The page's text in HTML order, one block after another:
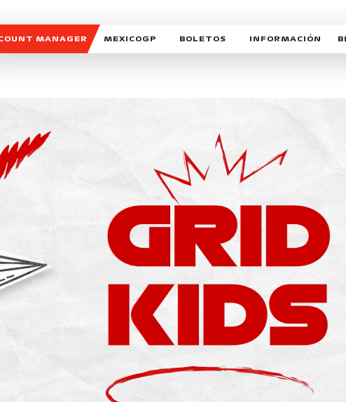
MANAGER MEXICOGP
CELEBRA CON NOSOTROS
BOLETOS INFORMACIÓN
MOTORSPORT
EXPOSICIÓN
CAMPEONATO
PATROCINADORES
LEGALES